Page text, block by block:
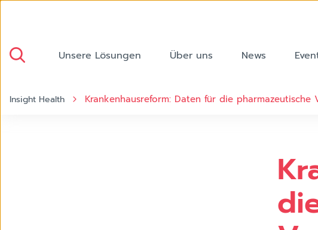
Unsere Lösungen Über uns News
Insight Health Krankenhausreform: Daten für die pharmazeutische